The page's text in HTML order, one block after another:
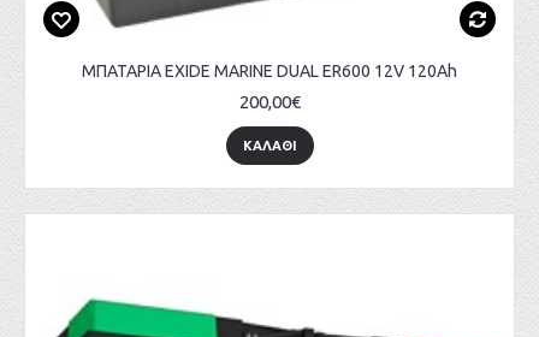
ΜΠΑΤΑΡΙΑ EXIDE MARINE DUAL ER600 12V 120Ah
200,00€
ΚΑΛΑΘΙ